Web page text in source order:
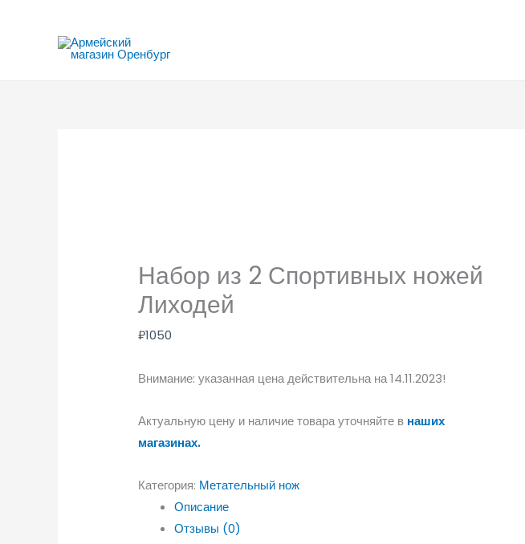
содержимому
Набор из 2 Спортивных ножей
Лиходей
₽1050
Внимание: указанная цена действительна на 14.11.2023!
Актуальную цену и наличие товара уточняйте в наших
магазинах.
Категория: Метательный нож
Описание
Отзывы (0)